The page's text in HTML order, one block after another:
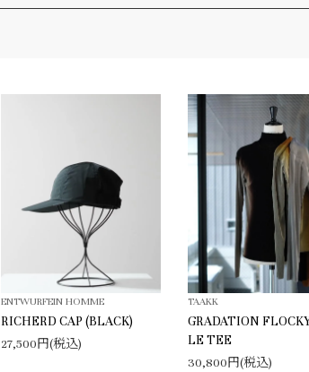
ENTWURFEIN HOMME
RICHERD CAP (BLACK)
27,500円(税込)
TAAKK
GRADATION
LE TEE
30,800円(税込)